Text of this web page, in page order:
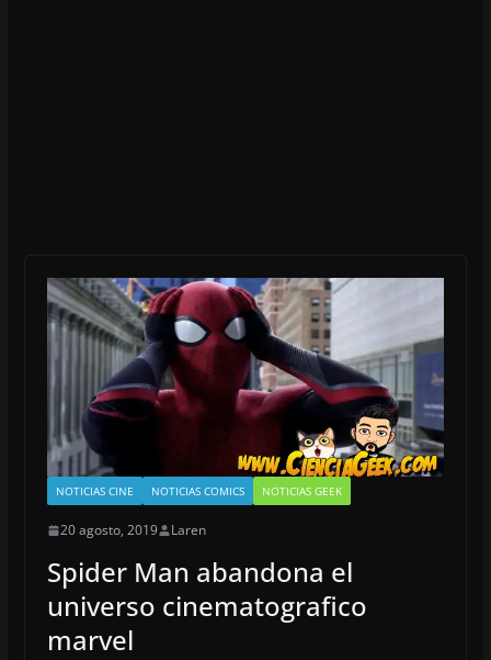
NOTICIAS CINE NOTICIAS COMICS NOTICIAS GEEK
20 agosto, 2019 Laren
Spider Man abandona el
universo cinematografico
marvel